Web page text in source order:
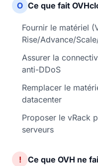
O Ce que fait
Fournir le matériel
Rise/Advance/
Assurer la
anti-DDoS
Remplacer le
datacenter
Proposer le vRack
serveurs
! Ce que OVH ne